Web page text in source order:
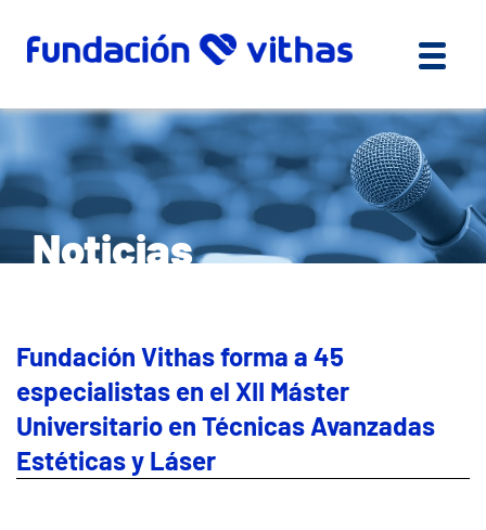
Noticias
Fundación Vithas forma a 45
especialistas en el XII Máster
Universitario en Técnicas Avanzadas
Estéticas y Láser